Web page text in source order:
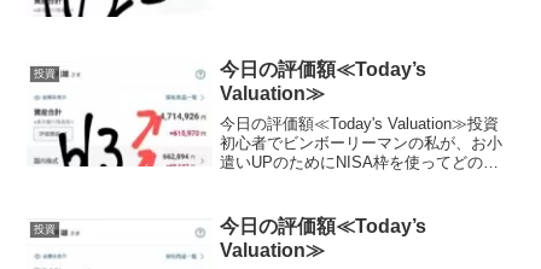
もETFにもいれて...
投資
今日の評価額≪Today’s
Valuation≫
今日の評価額≪Today's Valuation≫投資
初心者でビンボーリーマンの私が、お小
遣いUPのためにNISA枠を使ってどの銘
きるだけ投資に回すようにしています。
終...
投資
今日の評価額≪Today’s
Valuation≫